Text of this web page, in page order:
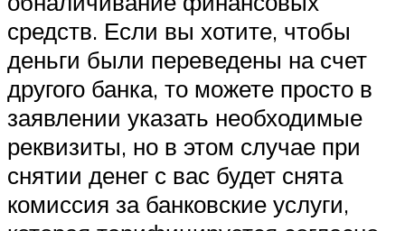
средств. Если вы хотите, чтобы
деньги были переведены на счет
другого банка, то можете просто в
заявлении указать необходимые
реквизиты, но в этом случае при
снятии денег с вас будет снята
комиссия за банковские услуги,